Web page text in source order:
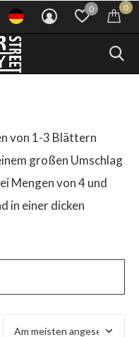
0 0
von 1-3 Blättern
großen Umschlag
Mengen von 4 und
in einer dicken